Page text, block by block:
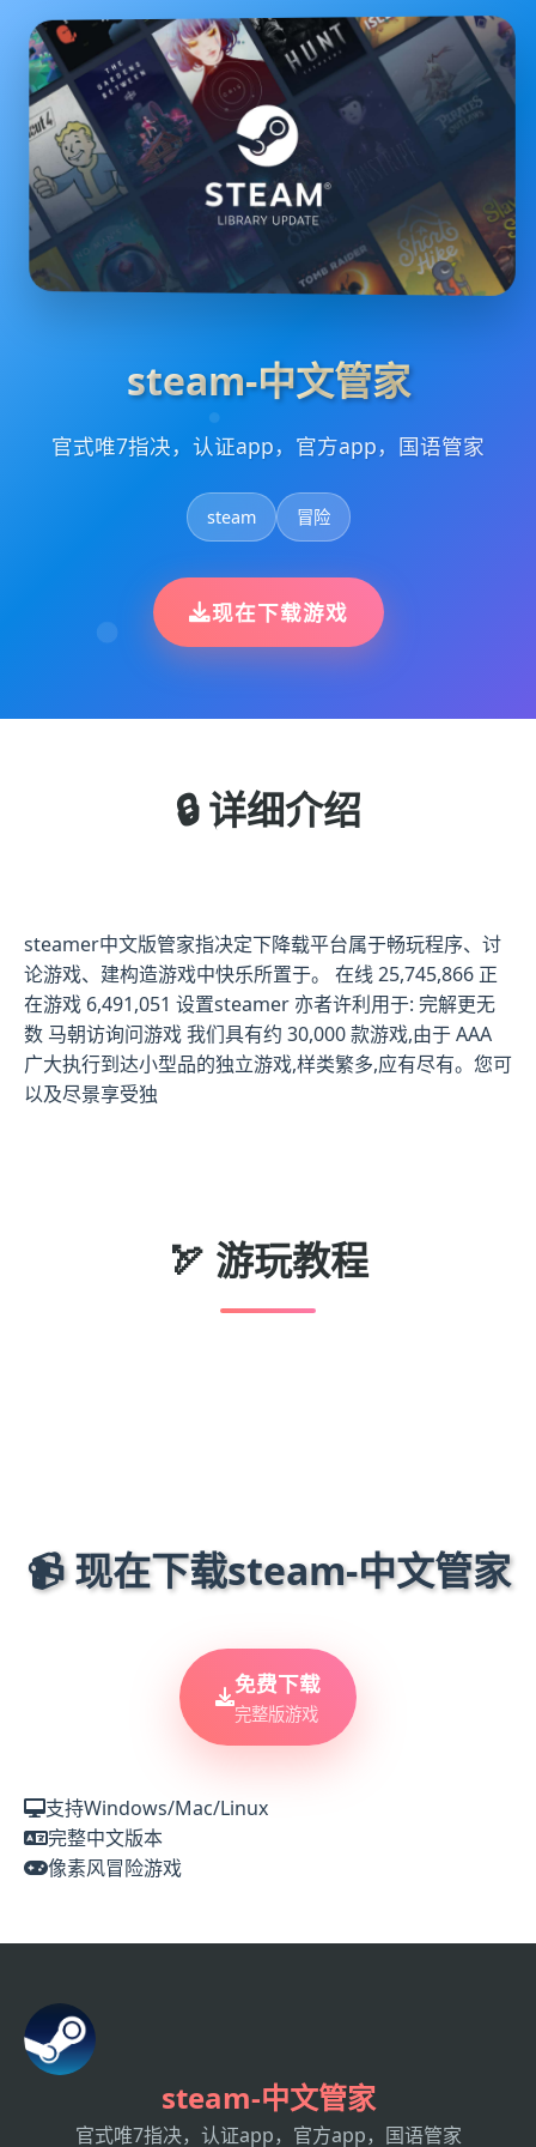
steam-中文管家
官式唯7指决，认证app，官方app，国语管家
steam 冒险
现在下载游戏
🔒 详细介绍
steamer中文版管家指决定下降载平台属于畅玩程序、讨
论游戏、建构造游戏中快乐所置于。 在线 25,745,866 正
在游戏 6,491,051 设置steamer 亦者许利用于: 完解更无
数 马朝访询问游戏 我们具有约 30,000 款游戏,由于 AAA
广大执行到达小型品的独立游戏,样类繁多,应有尽有。您可
以及尽景享受独
🏹 游玩教程
📹 现在下载steam-中文管家
免费下载
完整版游戏
支持Windows/Mac/Linux
完整中文版本
像素风冒险游戏
steam-中文管家
官式唯7指决，认证app，官方app，国语管家